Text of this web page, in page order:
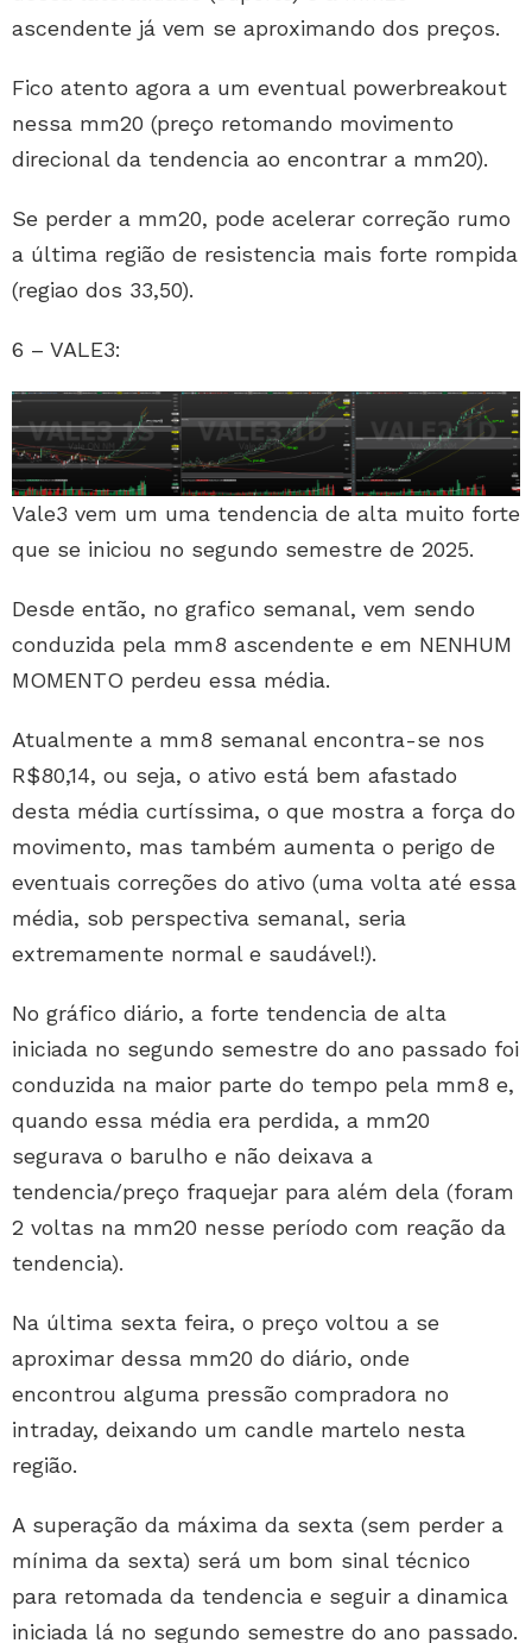
ascendente já vem se aproximando dos preços.
Fico atento agora a um eventual powerbreakout
nessa mm20 (preço retomando movimento
direcional da tendencia ao encontrar a mm20).
Se perder a mm20, pode acelerar correção rumo
a última região de resistencia mais forte rompida
(regiao dos 33,50).
6 – VALE3:
Vale3 vem um uma tendencia de alta muito forte
que se iniciou no segundo semestre de 2025.
Desde então, no grafico semanal, vem sendo
conduzida pela mm8 ascendente e em NENHUM
MOMENTO perdeu essa média.
Atualmente a mm8 semanal encontra-se nos
R$80,14, ou seja, o ativo está bem afastado
desta média curtíssima, o que mostra a força do
movimento, mas também aumenta o perigo de
eventuais correções do ativo (uma volta até essa
média, sob perspectiva semanal, seria
extremamente normal e saudável!).
No gráfico diário, a forte tendencia de alta
iniciada no segundo semestre do ano passado foi
conduzida na maior parte do tempo pela mm8 e,
quando essa média era perdida, a mm20
segurava o barulho e não deixava a
tendencia/preço fraquejar para além dela (foram
2 voltas na mm20 nesse período com reação da
tendencia).
Na última sexta feira, o preço voltou a se
aproximar dessa mm20 do diário, onde
encontrou alguma pressão compradora no
intraday, deixando um candle martelo nesta
região.
A superação da máxima da sexta (sem perder a
mínima da sexta) será um bom sinal técnico
para retomada da tendencia e seguir a dinamica
iniciada lá no segundo semestre do ano passado.